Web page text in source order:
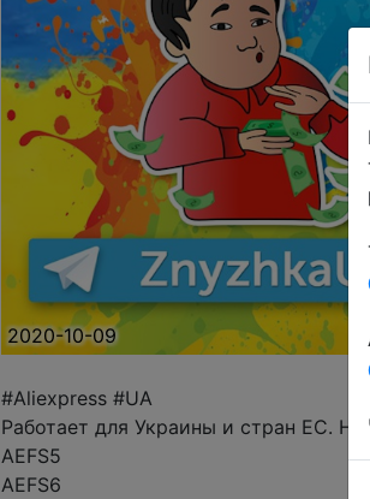
2020-10-09
#Aliexpress #UA
Работает для Украины и стран ЕС.
AEFS5
AEFS6